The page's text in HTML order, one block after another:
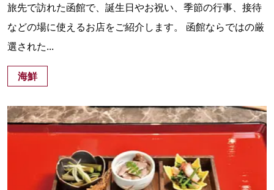
旅先で訪れた函館で、誕生日やお祝い、季節の行事、接待
などの場に使えるお店をご紹介します。 函館ならではの厳
選された...
海鮮